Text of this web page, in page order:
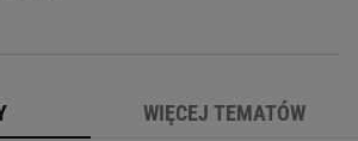
WIĘCEJ TEMATÓW